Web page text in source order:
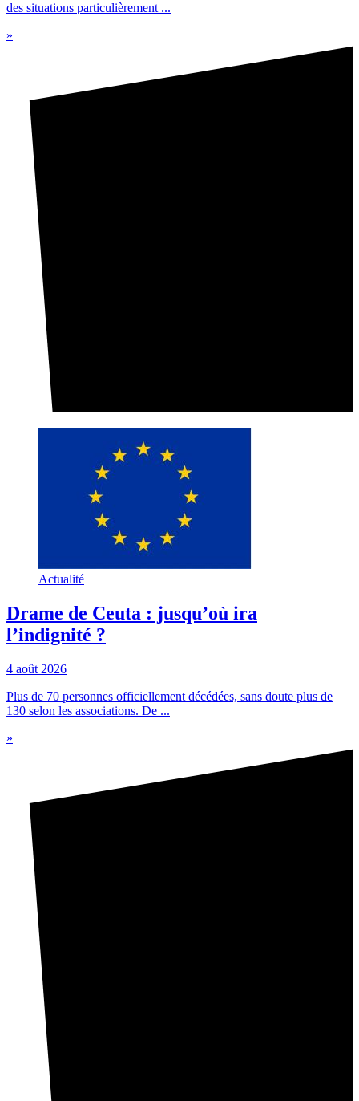
des situations particulièrement ...
»
Actualité
Drame de Ceuta : jusqu’où ira
l’indignité ?
4 août 2026
Plus de 70 personnes officiellement décédées, sans doute plus de
130 selon les associations. De ...
»